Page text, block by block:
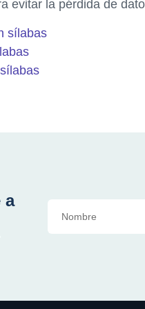
evitar la pérdida de
sílabas
a